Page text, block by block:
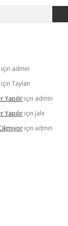
için admin
için Taylan
Yapılır için admin
Yapılır için Jale
için admin